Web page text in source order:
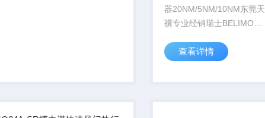
器20NM/5NM/10NM东莞天
骥专业经销瑞士BELIMO风
10NM，40NM 各扭矩全系
务好，欢迎咨询我司拥有一
查看详情